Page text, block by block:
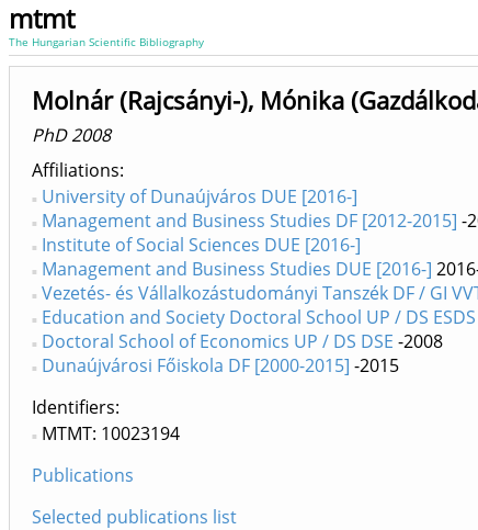
mtmt
The Hungarian Scientific Bibliography
Molnár (Rajcsányi-), Mónika
PhD 2008
Affiliations
University of Dunaújváros DUE [2016-]
Management and Business Studies DF [2012-2015] -
Institute of Social Sciences DUE [2016-]
Management and Business Studies DUE [2016-]
Vezetés- és Vállalkozástudományi Tanszék DF / GI
Education and Society Doctoral School UP / DS ESDS
Doctoral School of Economics UP / DS DSE -2008
Dunaújvárosi Főiskola DF [2000-2015] -2015
Identifiers
MTMT: 10023194
Publications
Selected publications list